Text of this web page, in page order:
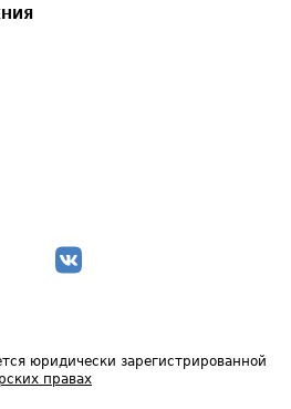
юридически зарегистрированной
правах